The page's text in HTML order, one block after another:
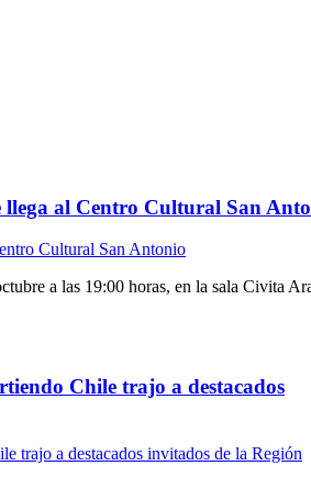
llega al Centro Cultural San
a las 19:00 horas, en la sala Civita
Chile trajo a destacados